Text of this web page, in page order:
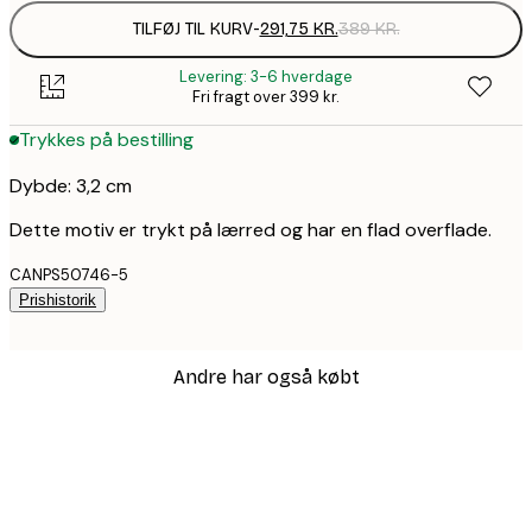
TILFØJ TIL KURV-291,75 KR.389 KR.
Levering: 3-6 hverdage
Fri fragt over 399 kr.
Trykkes på bestilling
Dybde: 3,2 cm
Dette motiv er trykt på lærred og har en flad overflade.
CANPS50746-5
Prishistorik
Andre har også købt